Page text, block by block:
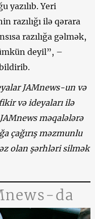
yazılıb. Yeri
razılığı ilə qərara
razılığa gəlmək,
deyil”, –
JAMnews-un və
və ideyaları ilə
məqalələrə
çağırış məzmunlu
olan şərhləri silmək
da